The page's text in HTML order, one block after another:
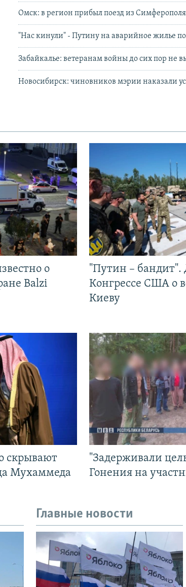
Омск: в регион прибыл поезд из
"Нас кинули" - Путину на аварийное жилье
Забайкалье: ветеранам войны до сих пор не
Новосибирск: чиновников мэрии наказали
о
Balzi
"Путин – бандит".
Конгрессе США о
Киеву
скрывают
Мухаммеда
"Задерживали
Гонения на
Главные новости